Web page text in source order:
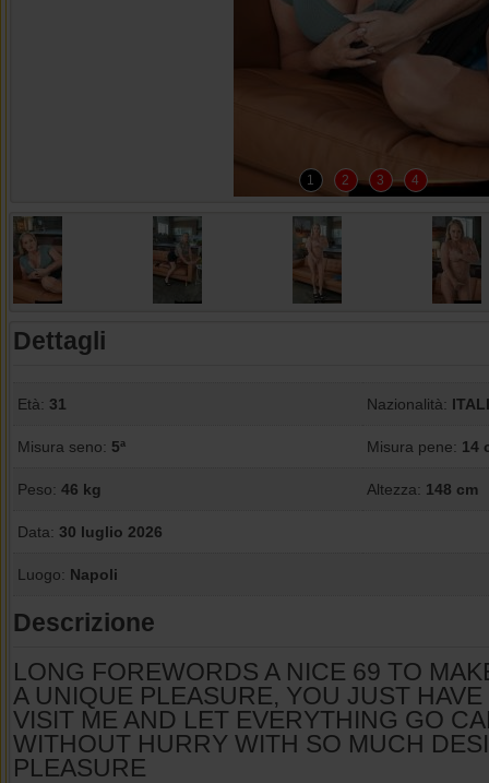
1 2 3 4
Dettagli
Età: 31 Nazionalità:
Misura seno: 5ª Misura pene: 14
Peso: 46 kg Altezza: 148 cm
Data: 30 luglio 2026
Luogo: Napoli
Descrizione
LONG FOREWORDS A NICE 69 TO
A UNIQUE PLEASURE, YOU JUST
VISIT ME AND LET EVERYTHING GO
WITHOUT HURRY WITH SO MUCH
PLEASURE